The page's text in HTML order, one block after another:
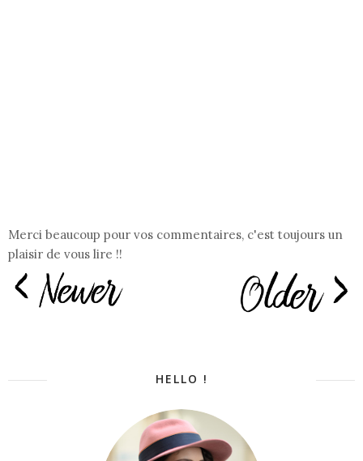
Merci beaucoup pour vos commentaires, c'est toujours un
plaisir de vous lire !!
HELLO !